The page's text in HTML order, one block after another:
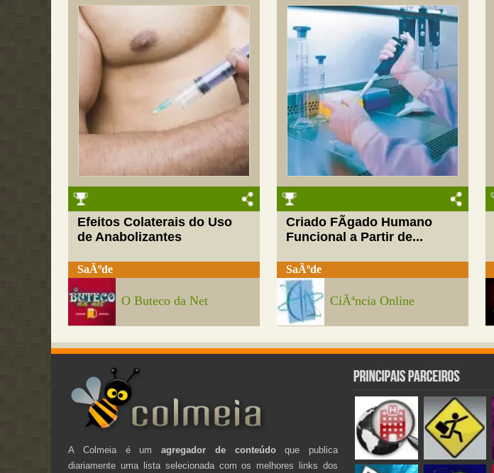
Efeitos Colaterais do Uso
de Anabolizantes
SaÃºde
O Buteco da Net
Criado FÃ­gado Humano
Funcional a Partir de...
SaÃºde
CiÃªncia Online
A Colmeia é umagregador de conteúdoque publica
diariamente uma lista selecionada com os melhores links dos